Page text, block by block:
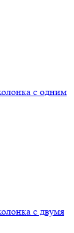
c одним
c двумя